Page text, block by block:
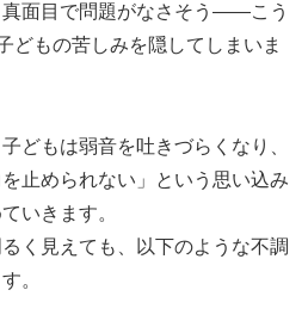
真面目で問題がなさそう――こう
どもの苦しみを隠してしまいま
どもは弱音を吐きづらくなり、
止められない」という思い込み
いきます。
く見えても、以下のような不調
。